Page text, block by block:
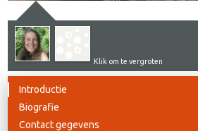
Klik om te vergroten
Introductie
Biografie
Contact gegevens